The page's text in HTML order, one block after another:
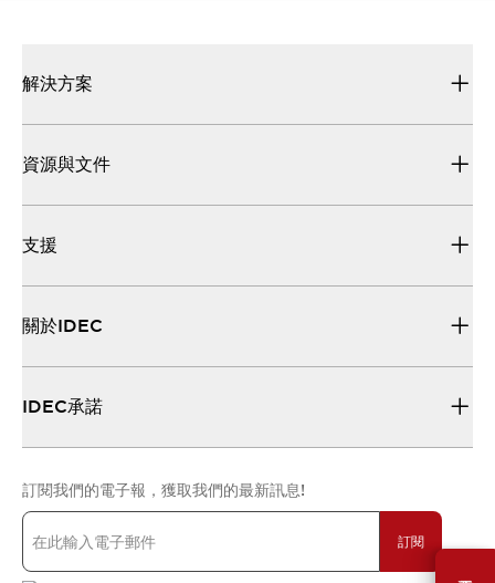
解決方案
資源與文件
支援
關於IDEC
IDEC承諾
訂閱我們的電子報，獲取我們的最新訊息!
訂閱